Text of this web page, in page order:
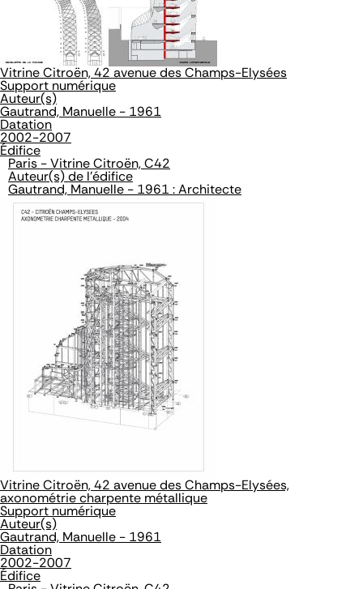
Vitrine Citroën, 42 avenue des Champs-Elysées
Support numérique
Auteur(s)
Gautrand, Manuelle - 1961
Datation
2002-2007
Édifice
Paris - Vitrine Citroën, C42
Auteur(s) de l'édifice
Gautrand, Manuelle - 1961 : Architecte
Vitrine Citroën, 42 avenue des Champs-Elysées,
axonométrie charpente métallique
Support numérique
Auteur(s)
Gautrand, Manuelle - 1961
Datation
2002-2007
Édifice